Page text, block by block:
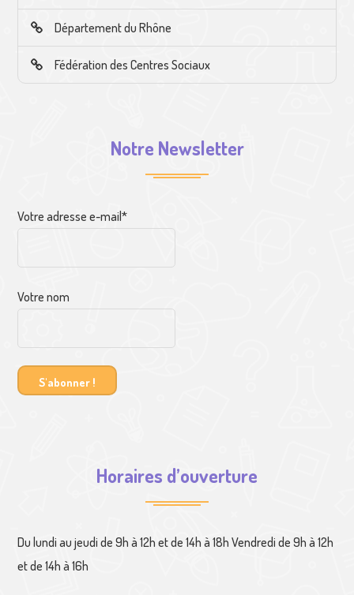
Département du Rhône
Fédération des Centres Sociaux
Notre Newsletter
Votre adresse e-mail*
Votre nom
Horaires d’ouverture
Du lundi au jeudi de 9h à 12h et de 14h à 18h Vendredi de 9h à 12h
et de 14h à 16h